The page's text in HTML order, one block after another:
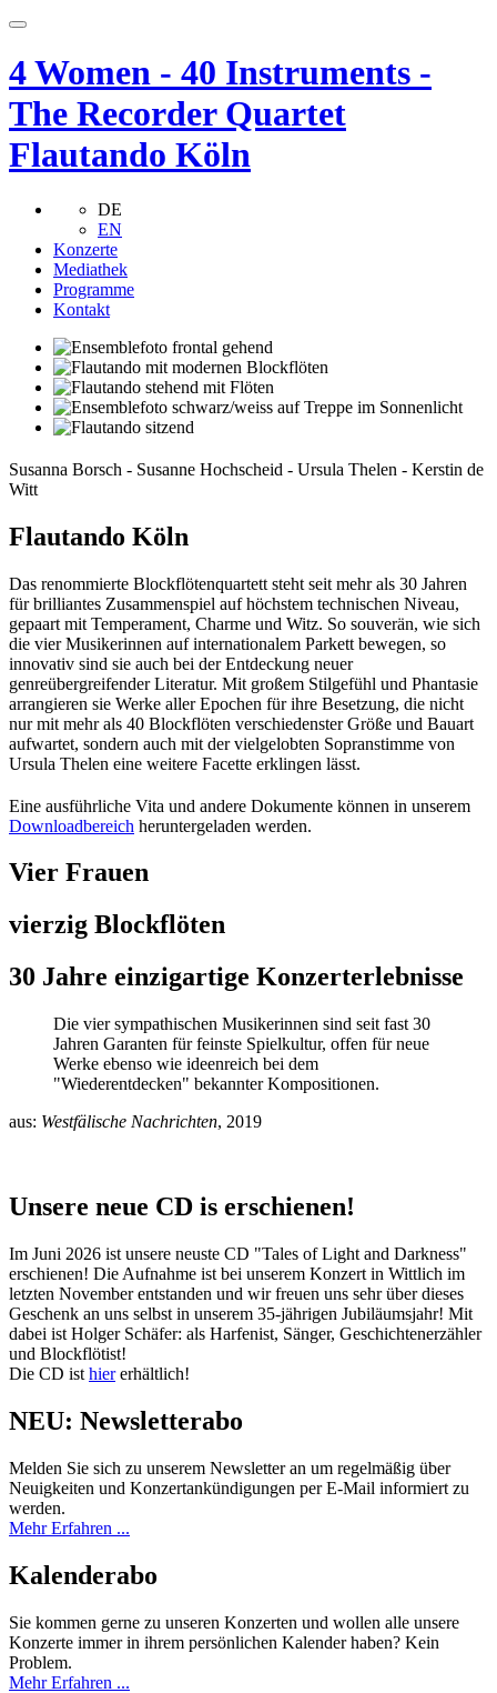
4 Women - 40 Instruments -
The Recorder Quartet
Flautando Köln
DE
EN
Konzerte
Mediathek
Programme
Kontakt
Susanna Borsch - Susanne Hochscheid - Ursula Thelen - Kerstin de
Witt
Flautando Köln
Das renommierte Blockflötenquartett steht seit mehr als 30 Jahren
für brilliantes Zusammenspiel auf höchstem technischen Niveau,
gepaart mit Temperament, Charme und Witz. So souverän, wie sich
die vier Musikerinnen auf internationalem Parkett bewegen, so
innovativ sind sie auch bei der Entdeckung neuer
genreübergreifender Literatur. Mit großem Stilgefühl und Phantasie
arrangieren sie Werke aller Epochen für ihre Besetzung, die nicht
nur mit mehr als 40 Blockflöten verschiedenster Größe und Bauart
aufwartet, sondern auch mit der vielgelobten Sopranstimme von
Ursula Thelen eine weitere Facette erklingen lässt.
Eine ausführliche Vita und andere Dokumente können in unserem
Downloadbereich heruntergeladen werden.
Vier Frauen
vierzig Block­flöten
30 Jahre einzig­artige Konzert­erlebnisse
Die vier sympathischen Musikerinnen sind seit fast 30
Jahren Garanten für feinste Spielkultur, offen für neue
Werke ebenso wie ideenreich bei dem
"Wiederentdecken" bekannter Kompositionen.
aus: Westfälische Nachrichten, 2019
Unsere neue CD is erschienen!
Im Juni 2026 ist unsere neuste CD "Tales of Light and Darkness"
erschienen! Die Aufnahme ist bei unserem Konzert in Wittlich im
letzten November entstanden und wir freuen uns sehr über dieses
Geschenk an uns selbst in unserem 35-jährigen Jubiläumsjahr! Mit
dabei ist Holger Schäfer: als Harfenist, Sänger, Geschichtenerzähler
und Blockflötist!
Die CD ist hiererhältlich!
NEU: Newsletter­abo
Melden Sie sich zu unserem Newsletter an um regelmäßig über
Neuigkeiten und Konzertankündigungen per E-Mail informiert zu
werden.
Mehr Erfahren ...
Kalender­abo
Sie kommen gerne zu unseren Konzerten und wollen alle unsere
Konzerte immer in ihrem persönlichen Kalender haben? Kein
Problem.
Mehr Erfahren ...